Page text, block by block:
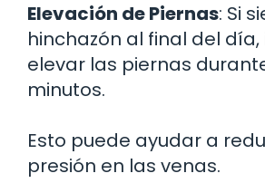
Elevación de Piernas: Si
hinchazón al final del
elevar las piernas
minutos.
Esto puede ayudar a
presión en las venas.